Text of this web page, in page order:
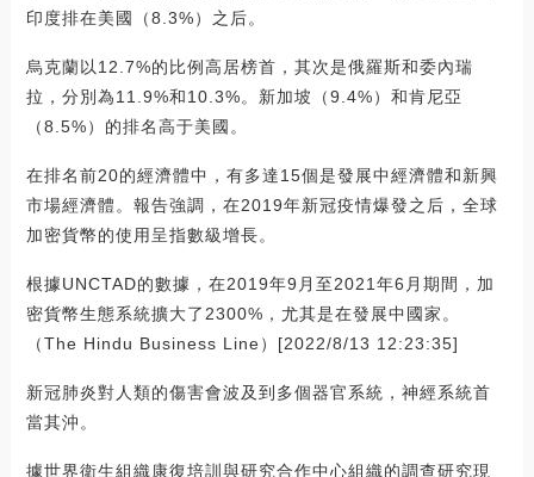
印度排在美國（8.3%）之后。
烏克蘭以12.7%的比例高居榜首，其次是俄羅斯和委內瑞
拉，分別為11.9%和10.3%。新加坡（9.4%）和肯尼亞
（8.5%）的排名高于美國。
在排名前20的經濟體中，有多達15個是發展中經濟體和新興
市場經濟體。報告強調，在2019年新冠疫情爆發之后，全球
加密貨幣的使用呈指數級增長。
根據UNCTAD的數據，在2019年9月至2021年6月期間，加
密貨幣生態系統擴大了2300%，尤其是在發展中國家。
（The Hindu Business Line）[2022/8/13 12:23:35]
新冠肺炎對人類的傷害會波及到多個器官系統，神經系統首
當其沖。
據世界衛生組織康復培訓與研究合作中心組織的調查研究現